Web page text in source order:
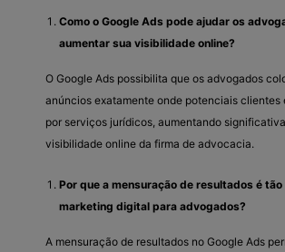
Como o Google Ads pode ajudar os
aumentar sua visibilidade online?
O Google Ads possibilita que os advogados
anúncios exatamente onde potenciais clientes
por serviços jurídicos, aumentando
visibilidade online da firma de advocacia.
Por que a mensuração de resultados é
marketing digital para advogados?
A mensuração de resultados no Google Ads